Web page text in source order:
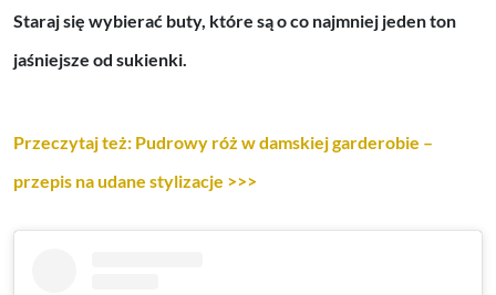
Staraj się wybierać buty, które są o co najmniej jeden ton
jaśniejsze od sukienki.
Przeczytaj też: Pudrowy róż w damskiej garderobie –
przepis na udane stylizacje >>>